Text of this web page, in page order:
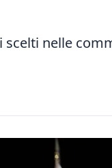
scelti nelle